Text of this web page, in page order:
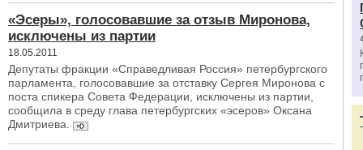
«Эсеры», голосовавшие за отзыв Миронова,
исключены из партии
18.05.2011
Депутаты фракции «Справедливая Россия» петербургского
парламента, голосовавшие за отставку Сергея Миронова с
поста спикера Совета Федерации, исключены из партии,
сообщила в среду глава петербургских «эсеров» Оксана
Дмитриева.